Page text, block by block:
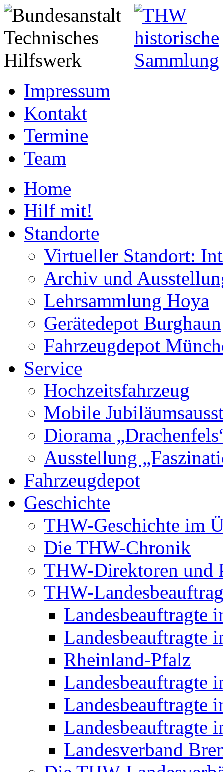
Impressum
Kontakt
Termine
Team
Home
Hilf mit!
Standorte
Virtueller Standort:
Archiv und
Lehrsammlung Hoya
Gerätedepot Burghaun
Fahrzeugdepot
Service
Hochzeitsfahrzeug
Mobile
Diorama
Ausstellung
Fahrzeugdepot
Geschichte
THW-Geschichte im
Die THW-Chronik
THW-Direktoren und
THW-
Landesbeauftragte
Landesbeauftragte
Rheinland-Pfalz
Landesbeauftragte
Landesbeauftragte
Landesbeauftragte
Landesverband